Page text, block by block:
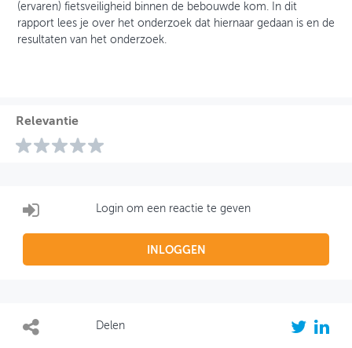
(ervaren) fietsveiligheid binnen de bebouwde kom. In dit
rapport lees je over het onderzoek dat hiernaar gedaan is en de
resultaten van het onderzoek.
Relevantie
Login om een reactie te geven
INLOGGEN
Delen